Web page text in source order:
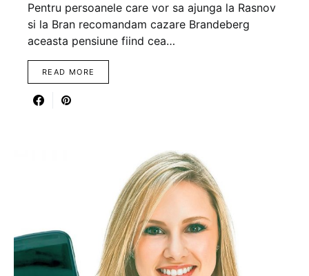
Pentru persoanele care vor sa ajunga la Rasnov
si la Bran recomandam cazare Brandeberg
aceasta pensiune fiind cea…
READ MORE